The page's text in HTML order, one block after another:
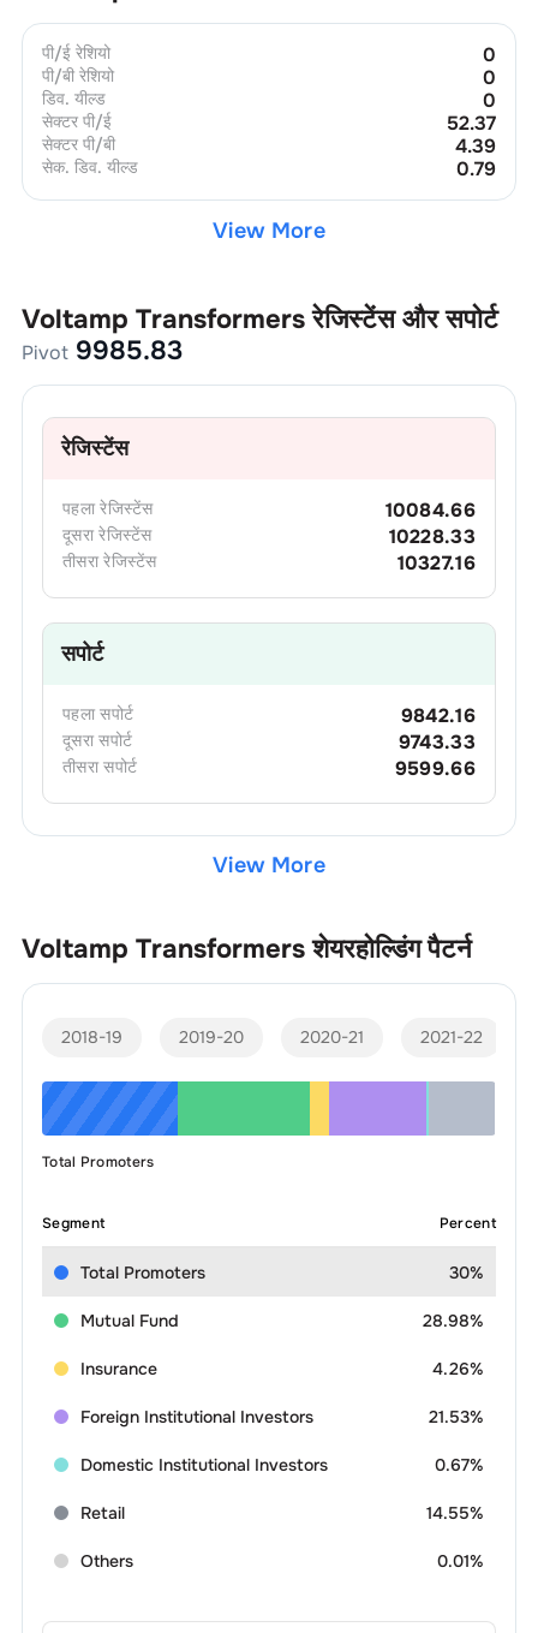
पी/ई रेशियो 0
पी/बी रेशियो 0
डिव. यील्ड 0
सेक्टर पी/ई 52.37
सेक्टर पी/बी 4.39
सेक. डिव. यील्ड 0.79
View More
Voltamp Transformers रेजिस्टेंस और सपोर्ट
Pivot 9985.83
रेजिस्टेंस
पहला रेजिस्टेंस 10084.66
दूसरा रेजिस्टेंस 10228.33
तीसरा रेजिस्टेंस 10327.16
सपोर्ट
पहला सपोर्ट 9842.16
दूसरा सपोर्ट 9743.33
तीसरा सपोर्ट 9599.66
View More
Voltamp Transformers शेयरहोल्डिंग पैटर्न
2018-19 2019-20 2020-21 2021-22
Total Promoters
Segment Percent
Total Promoters 30%
Mutual Fund 28.98%
Insurance 4.26%
Foreign Institutional Investors 21.53%
Domestic Institutional Investors 0.67%
Retail 14.55%
Others 0.01%